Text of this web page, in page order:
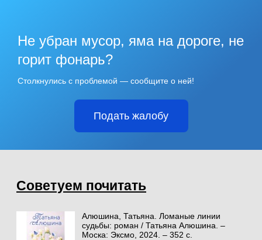
Не убран мусор, яма на дороге, не
горит фонарь?
Столкнулись с проблемой — сообщите о ней!
Подать жалобу
Советуем почитать
Алюшина, Татьяна. Ломаные линии
судьбы: роман / Татьяна Алюшина. –
Моска: Эксмо, 2024. – 352 с.